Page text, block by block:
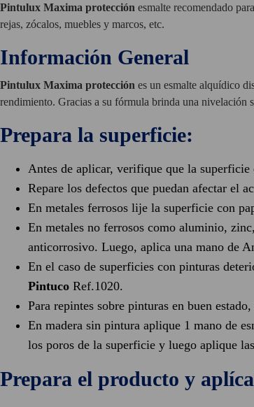
Pintulux Maxima protección esmalte recomendado
rejas, zócalos, muebles y marcos, etc.
Información General
Pintulux Maxima protección es un esmalte alquídico
rendimiento. Gracias a su fórmula brinda una
Prepara la superficie:
Antes de aplicar, verifique que la
Repare los defectos que puedan afectar el
En metales ferrosos lije la superficie con
En metales no ferrosos como aluminio,
anticorrosivo. Luego, aplica una mano de
En el caso de superficies con pinturas
Pintuco Ref.1020.
Para repintes sobre pinturas en buen
En madera sin pintura aplique 1 mano de
los poros de la superficie y luego aplique
Prepara el producto y